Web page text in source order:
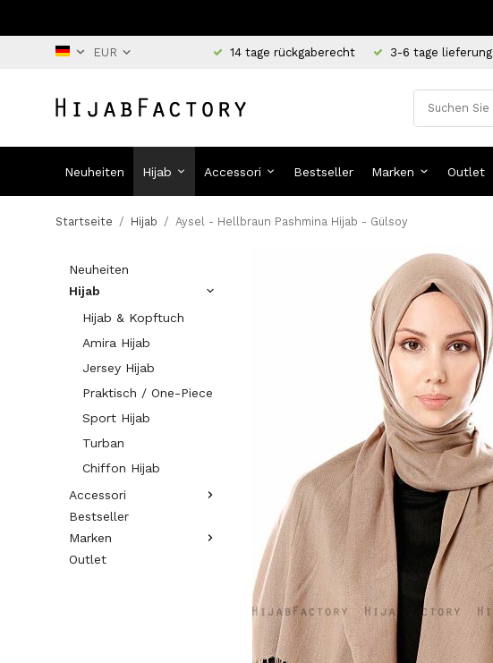
14 tage rückgaberecht 3-6 tage lieferung
Neuheiten Hijab Accessori Bestseller Marken Outlet
Startseite / Hijab / Aysel - Hellbraun Pashmina Hijab - Gülsoy
Neuheiten
Hijab
Hijab & Kopftuch
Amira Hijab
Jersey Hijab
Praktisch / One-Piece
Sport Hijab
Turban
Chiffon Hijab
Accessori
Bestseller
Marken
Outlet